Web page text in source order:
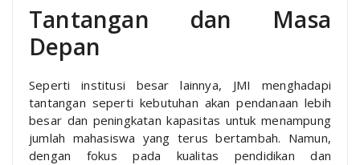
Tantangan dan Masa
Depan
Seperti institusi besar lainnya, JMI menghadapi
tantangan seperti kebutuhan akan pendanaan lebih
besar dan peningkatan kapasitas untuk menampung
jumlah mahasiswa yang terus bertambah. Namun,
dengan fokus pada kualitas pendidikan dan